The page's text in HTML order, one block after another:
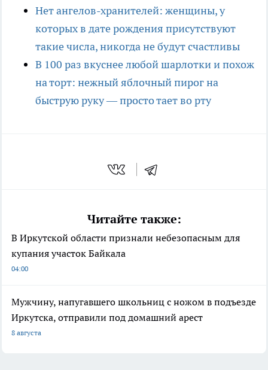
Нет ангелов-хранителей: женщины, у
которых в дате рождения присутствуют
такие числа, никогда не будут счастливы
В 100 раз вкуснее любой шарлотки и похож
на торт: нежный яблочный пирог на
быструю руку — просто тает во рту
Читайте также:
В Иркутской области признали небезопасным для
купания участок Байкала
04:00
Мужчину, напугавшего школьниц с ножом в подъезде
Иркутска, отправили под домашний арест
8 августа